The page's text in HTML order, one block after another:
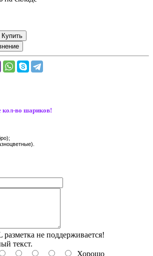
Купить
кол-во шариков!
не поддерживается!
текст.
Хорошо